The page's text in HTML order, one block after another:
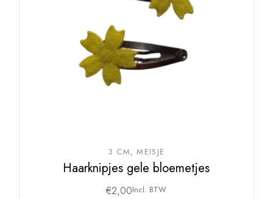
3 CM MEISJE
Haarknipjes gele bloemetjes
€2,00Incl. BTW